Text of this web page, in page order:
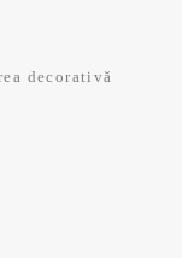
decorativă